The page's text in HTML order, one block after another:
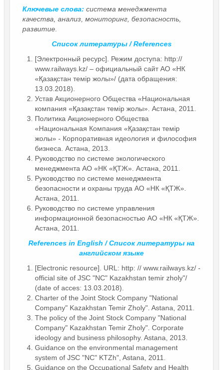
Ключевые слова: система менеджмента
качества, анализ, мониторинг, безопасность,
развитие.
Список литературы / References
[Электронный ресурс]. Режим доступа: http://
www.railways.kz/ – официальный сайт АО «НК
«Қазақстан темір жолы»/ (дата обращения:
13.03.2018).
Устав Акционерного Общества «Национальная
компания «Қазақстан темір жолы». Астана, 2011.
Политика Акционерного Общества
«Национальная Компания «Қазақстан темiр
жолы» - Корпоративная идеология и философия
бизнеса. Астана, 2013.
Руководство по системе экологического
менеджмента АО «НК «ҚТЖ». Астана, 2011.
Руководство по системе менеджмента
безопасности и охраны труда АО «НК «ҚТЖ».
Астана, 2011.
Руководство по системе управления
информационной безопасностью АО «НК «ҚТЖ».
Астана, 2011.
References in English / Список литературы на
английском языке
[Electronic resource]. URL: http: // www.railways.kz/ -
official site of JSC "NC" Kazakhstan temir zholy"/
(date of acces: 13.03.2018).
Charter of the Joint Stock Company "National
Company" Kazakhstan Temir Zholy". Astana, 2011.
The policy of the Joint Stock Company "National
Company" Kazakhstan Temir Zholy". Corporate
ideology and business philosophy. Astana, 2013.
Guidance on the environmental management
system of JSC "NC" KTZh", Astana, 2011.
Guidance on the Occupational Safety and Health